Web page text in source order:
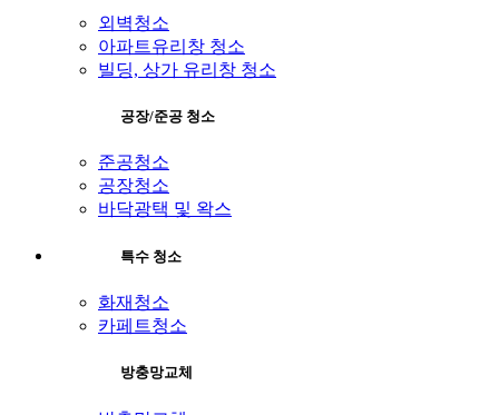
외벽청소
아파트유리창 청소
빌딩, 상가 유리창 청소
공장/준공 청소
준공청소
공장청소
바닥광택 및 왁스
특수 청소
화재청소
카페트청소
방충망교체